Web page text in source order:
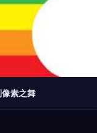
素之舞